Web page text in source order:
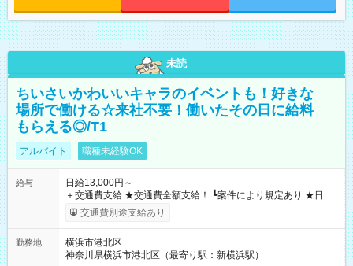
未読
ちいさいかわいいキャラのイベントも！好きな
場所で働ける☆来社不要！働いたその日に給料
もらえる◎/T1
アルバイト 職種未経験OK
給与
日給13,000円～
＋交通費支給 ★交通費全額支給！ ┗案件により規定あり ★日払
いOK！（規定あり） ┗働いたその日に現金GET♪ お仕事後はコ
ンビニATMから 日払い分を引き落とせます！ 【試用期間】試
交通費別途支給あり
勤務地
横浜市港北区
神奈川県横浜市港北区（最寄り駅：新横浜駅）